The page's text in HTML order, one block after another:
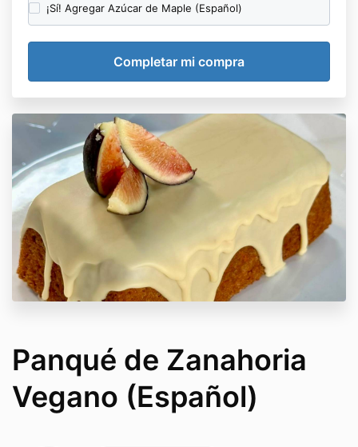
¡Sí! Agregar Azúcar de Maple (Español)
Panqué de Zanahoria
Vegano (Español)